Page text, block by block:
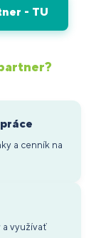
- TU
a cenník na
využívať